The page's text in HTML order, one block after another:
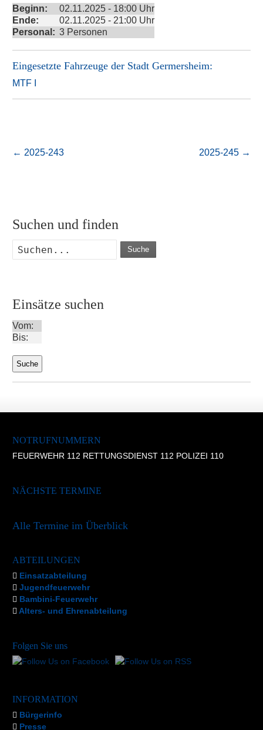
Beginn:
02.11.2025 - 18:00 Uhr
Ende:
02.11.2025 - 21:00 Uhr
Personal: 3 Personen
Eingesetzte Fahrzeuge der Stadt Germersheim:
MTF I
← 2025-243 2025-245 →
Suchen und finden
Suche
Einsätze suchen
Vom:
Bis:
NOTRUFNUMMERN
FEUERWEHR 112 RETTUNGSDIENST 112 POLIZEI 110
NÄCHSTE TERMINE
Alle Termine im Überblick
ABTEILUNGEN
Einsatzabteilung
Jugendfeuerwehr
Bambini-Feuerwehr
Alters- und Ehrenabteilung
Folgen Sie uns
INFORMATION
Bürgerinfo
Presse